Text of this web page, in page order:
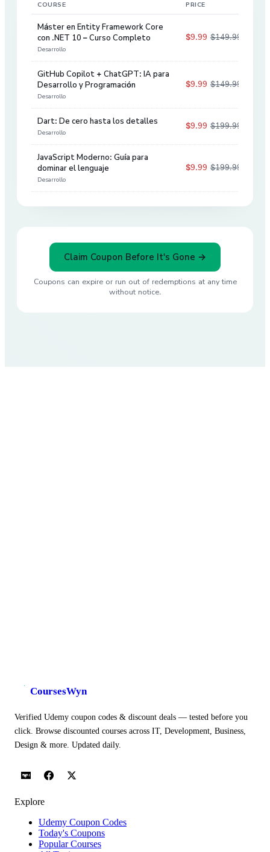
COURSE PRICE
Máster en Entity Framework Core
con .NET 10 – Curso Completo
Desarrollo
$9.99 $149.99
GitHub Copilot + ChatGPT: IA para
Desarrollo y Programación
Desarrollo
$9.99 $149.99
Dart: De cero hasta los detalles
Desarrollo
$9.99 $199.99
JavaScript Moderno: Guía para
dominar el lenguaje
Desarrollo
$9.99 $199.99
Claim Coupon Before It's Gone →
Coupons can expire or run out of redemptions at any time
without notice.
CoursesWyn
Verified Udemy coupon codes & discount deals — tested before you
click. Browse discounted courses across IT, Development, Business,
Design & more. Updated daily.
Explore
Udemy Coupon Codes
Today's Coupons
Popular Courses